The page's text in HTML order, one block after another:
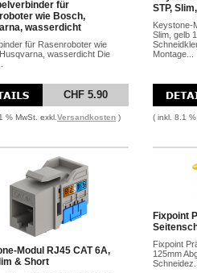
für
wie Bosch,
wasserdicht
für Rasenroboter wie
wasserdicht Die
CHF 5.90
% MwSt. exkl. Versandkosten )
STP,
Keystone-
Slim, gelb
Montage...
( inkl. 8.1 %
Modul RJ45 CAT 6A,
& Short
Fixpoint
Fixpoint
125mm
Schneidez...